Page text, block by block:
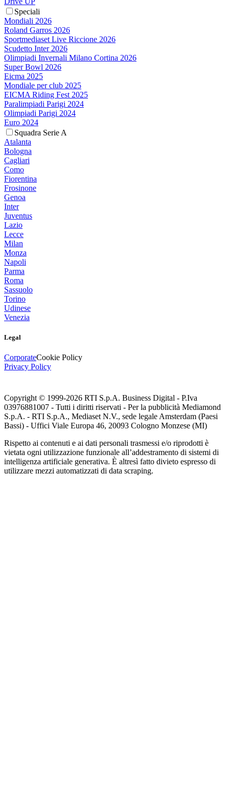
Speciali
Mondiali 2026
Roland Garros 2026
Sportmediaset Live Riccione 2026
Scudetto Inter 2026
Olimpiadi Invernali Milano Cortina 2026
Super Bowl 2026
Eicma 2025
Mondiale per club 2025
EICMA Riding Fest 2025
Paralimpiadi Parigi 2024
Olimpiadi Parigi 2024
Euro 2024
Squadra Serie A
Atalanta
Bologna
Cagliari
Como
Fiorentina
Frosinone
Genoa
Inter
Juventus
Lazio
Lecce
Milan
Monza
Napoli
Parma
Roma
Sassuolo
Torino
Udinese
Venezia
Legal
CorporateCookie Policy
Privacy Policy
Copyright © 1999-2026 RTI S.p.A. Business Digital - P.Iva
03976881007 - Tutti i diritti riservati - Per la pubblicità Mediamond
S.p.A. - RTI S.p.A., Mediaset N.V., sede legale Amsterdam (Paesi
Bassi) - Uffici Viale Europa 46, 20093 Cologno Monzese (MI)
Rispetto ai contenuti e ai dati personali trasmessi e/o riprodotti è
vietata ogni utilizzazione funzionale all’addestramento di sistemi di
intelligenza artificiale generativa. È altresì fatto divieto espresso di
utilizzare mezzi automatizzati di data scraping.